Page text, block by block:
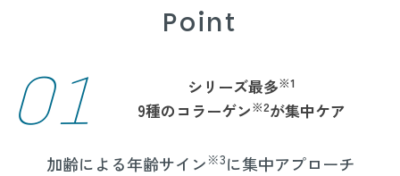
Point
01 シリーズ最多※1
9種のコラーゲン※2が集中ケア
加齢による年齢サイン ※3に集中アプローチ